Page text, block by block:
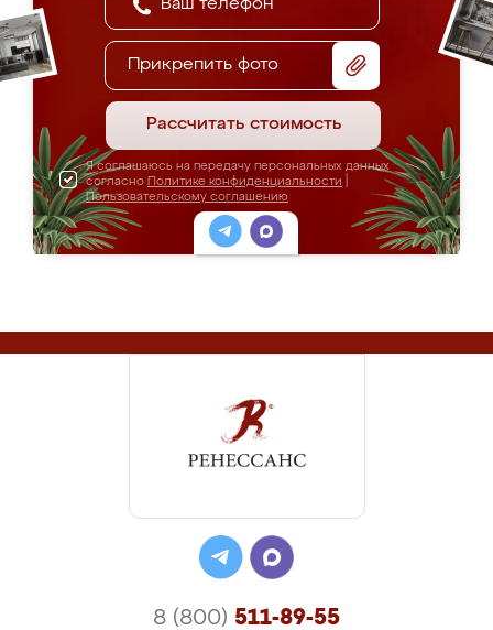
Прикрепить фото
Рассчитать стоимость
Я соглашаюсь на передачу персональных данных
согласно Политике конфиденциальности
Пользовательскому соглашению
8 (800) 511-89-55